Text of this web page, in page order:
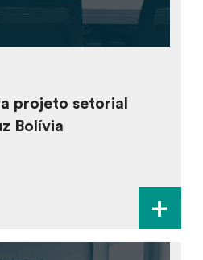
projeto setorial
Bolívia
+